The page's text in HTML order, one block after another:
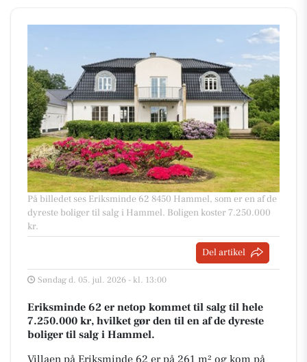
På billedet ses Eriksminde 62 8450 Hammel, som er en af de
dyreste boliger til salg i Hammel. Boligen koster 7.250.000
kr.
Del artikel
Søndag d. 05. jul. 2026 - kl. 13:00
Eriksminde 62 er netop kommet til salg til hele
7.250.000 kr, hvilket gør den til en af de dyreste
boliger til salg i Hammel.
Villaen på Eriksminde 62 er på 261 m² og kom på